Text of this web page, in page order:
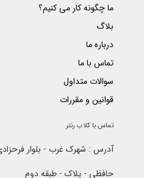
ما چگونه کار می کنیم؟
بلاگ
درباره ما
تماس با ما
سوالات متداول
قوانین و مقررات
تماس با کلاب رنتر
آدرس : شهرک غرب - بلوار
حافظی - پلاک - طبقه دوم